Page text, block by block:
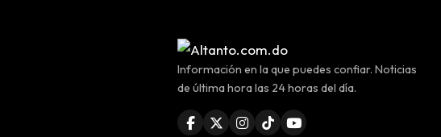
Información en la que puedes confiar. Noticias
de última hora las 24 horas del día.